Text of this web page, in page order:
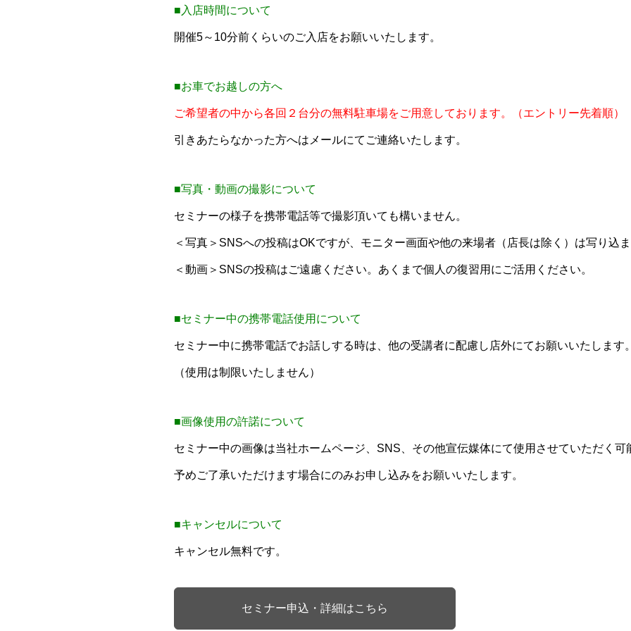
■入店時間について
開催5～10分前くらいのご入店をお願いいたします。
■お車でお越しの方へ
ご希望者の中から各回２台分の無料駐車場をご用意しております。（エントリー先着順）
引きあたらなかった方へはメールにてご連絡いたします。
■写真・動画の撮影について
セミナーの様子を携帯電話等で撮影頂いても構いません。
＜写真＞SNSへの投稿はOKですが、モニター画面や他の来場者（店長は除く）は写り込
＜動画＞SNSの投稿はご遠慮ください。あくまで個人の復習用にご活用ください。
■セミナー中の携帯電話使用について
セミナー中に携帯電話でお話しする時は、他の受講者に配慮し店外にてお願いいたします。
（使用は制限いたしません）
■画像使用の許諾について
セミナー中の画像は当社ホームページ、SNS、その他宣伝媒体にて使用させていただく可
予めご了承いただけます場合にのみお申し込みをお願いいたします。
■キャンセルについて
キャンセル無料です。
セミナー申込・詳細はこちら